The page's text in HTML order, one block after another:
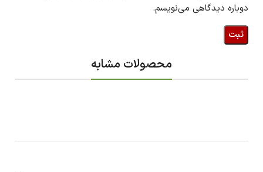
دوباره دیدگاهی می‌نویسم.
محصولات مشابه